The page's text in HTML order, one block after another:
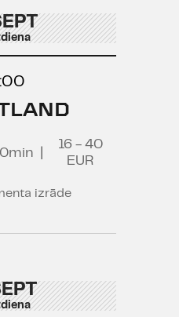
16 - 40
EUR
izrāde